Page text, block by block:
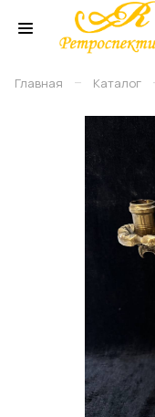
Главная – Каталог